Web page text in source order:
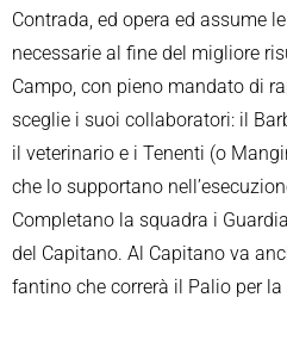
Contrada, ed opera ed assume
necessarie al fine del migliore
Campo, con pieno mandato di
sceglie i suoi collaboratori: il
il veterinario e i Tenenti (o
che lo supportano
Completano la squadra i
del Capitano. Al Capitano va
fantino che correrà il Palio per la